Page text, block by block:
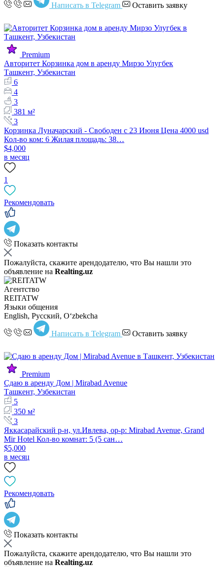
Написать в Telegram Оставить заявку
Premium
Авторитет Корзинка дом в аренду Мирзо Улугбек
Ташкент, Узбекистан
6
4
3
381 м²
3
Корзинка Луначарский - Свободен с 23 Июня Цена 4000 usd
Кол-во ком: 6 Жилая площадь: 38…
$4,000
в месяц
1
Рекомендовать
Показать контакты
Пожалуйста, скажите арендодателю, что Вы нашли это
объявление на Realting.uz
Агентство
REITATW
Языки общения
English, Русский, Oʻzbekcha
Написать в Telegram Оставить заявку
Premium
Сдаю в аренду Дом | Mirabad Avenuе
Ташкент, Узбекистан
5
350 м²
3
Яккасарайский р-н, ул.Ивлева, ор-р: Mirabad Avenue, Grand
Mir Hotel Кол-во комнат: 5 (5 сан…
$5,000
в месяц
Рекомендовать
Показать контакты
Пожалуйста, скажите арендодателю, что Вы нашли это
объявление на Realting.uz